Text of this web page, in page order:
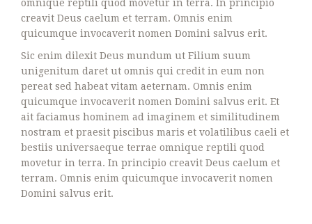
omnique reptili quod movetur in terra. In principio
creavit Deus caelum et terram. Omnis enim
quicumque invocaverit nomen Domini salvus erit.
Sic enim dilexit Deus mundum ut Filium suum
unigenitum daret ut omnis qui credit in eum non
pereat sed habeat vitam aeternam. Omnis enim
quicumque invocaverit nomen Domini salvus erit. Et
ait faciamus hominem ad imaginem et similitudinem
nostram et praesit piscibus maris et volatilibus caeli et
bestiis universaeque terrae omnique reptili quod
movetur in terra. In principio creavit Deus caelum et
terram. Omnis enim quicumque invocaverit nomen
Domini salvus erit.